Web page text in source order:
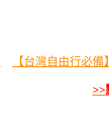
【台灣自由行必
>>